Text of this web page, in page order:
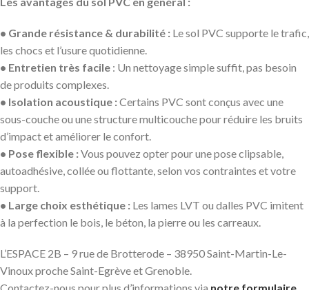
• Grande résistance & durabilité : Le sol PVC supporte le trafic,
les chocs et l’usure quotidienne.
• Entretien très facile : Un nettoyage simple suffit, pas besoin
de produits complexes.
• Isolation acoustique :Certains PVC sont conçus avec une
sous-couche ou une structure multicouche pour réduire les bruits
d’impact et améliorer le confort.
• Pose flexible :Vous pouvez opter pour une pose clipsable,
autoadhésive, collée ou flottante, selon vos contraintes et votre
support.
• Large choix esthétique : Les lames LVT ou dalles PVC imitent
à la perfection le bois, le béton, la pierre ou les carreaux.
L’ESPACE 2B – 9 rue de Brotterode – 38950 Saint-Martin-Le-
Vinoux proche Saint-Egrève et Grenoble.